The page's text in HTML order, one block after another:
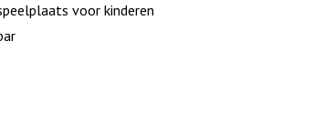
voor kinderen